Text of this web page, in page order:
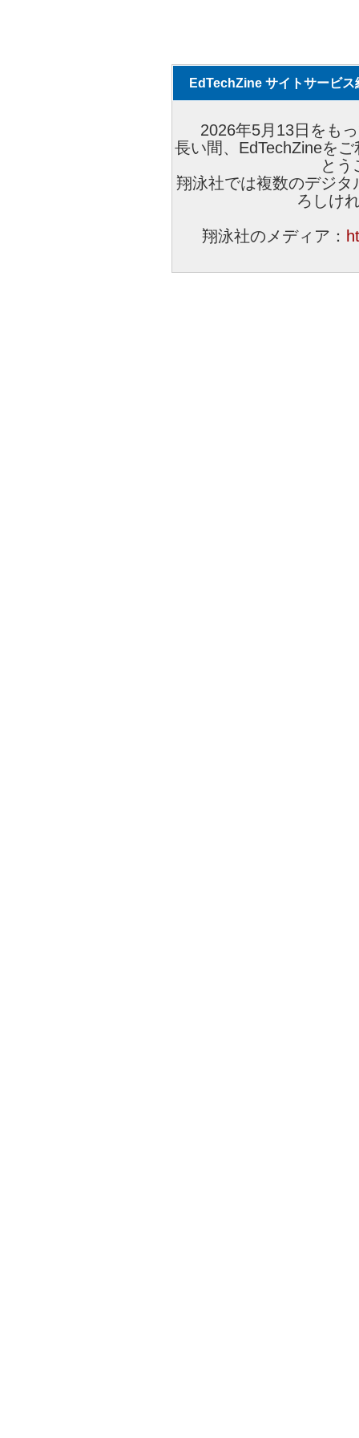
EdTechZine サイトサービス
2026年5月13日をも
長い間、EdTechZineを
とう
翔泳社では複数のデジ
ろしけ
翔泳社のメディア：